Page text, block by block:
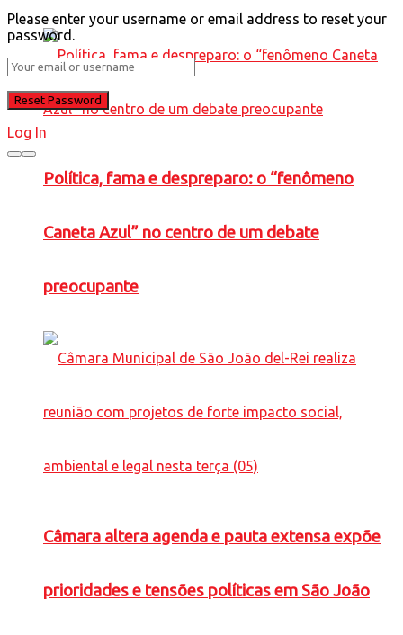
Política, fama e despreparo: o “fenômeno
Caneta Azul” no centro de um debate
preocupante
Câmara altera agenda e pauta extensa expõe
prioridades e tensões políticas em São João
Please enter your username or email address to reset your
password.
Log In